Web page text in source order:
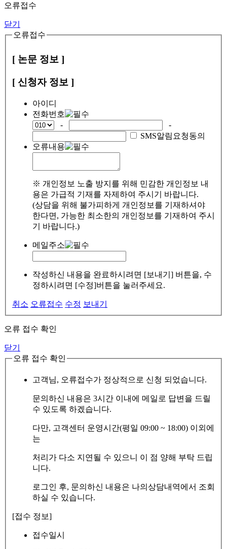
오류접수
닫기
오류접수
[ 논문 정보 ]
[ 신청자 정보 ]
아이디
전화번호
-
-
SMS알림요청동의
오류내용
※ 개인정보 노출 방지를 위해 민감한 개인정보 내
용은 가급적 기재를 자제하여 주시기 바랍니다.
(상담을 위해 불가피하게 개인정보를 기재하셔야
한다면, 가능한 최소한의 개인정보를 기재하여 주시
기 바랍니다.)
메일주소
작성하신 내용을 완료하시려면 [보내기] 버튼을, 수
정하시려면 [수정]버튼을 눌러주세요.
취소 오류접수 수정 보내기
오류 접수 확인
닫기
오류 접수 확인
고객님, 오류접수가 정상적으로 신청 되었습니다.
문의하신 내용은 3시간 이내에 메일로 답변을 드릴
수 있도록 하겠습니다.
다만, 고객센터 운영시간(평일 09:00 ~ 18:00) 이외에
는
처리가 다소 지연될 수 있으니 이 점 양해 부탁 드립
니다.
로그인 후, 문의하신 내용은 나의상담내역에서 조회
하실 수 있습니다.
[접수 정보]
접수일시